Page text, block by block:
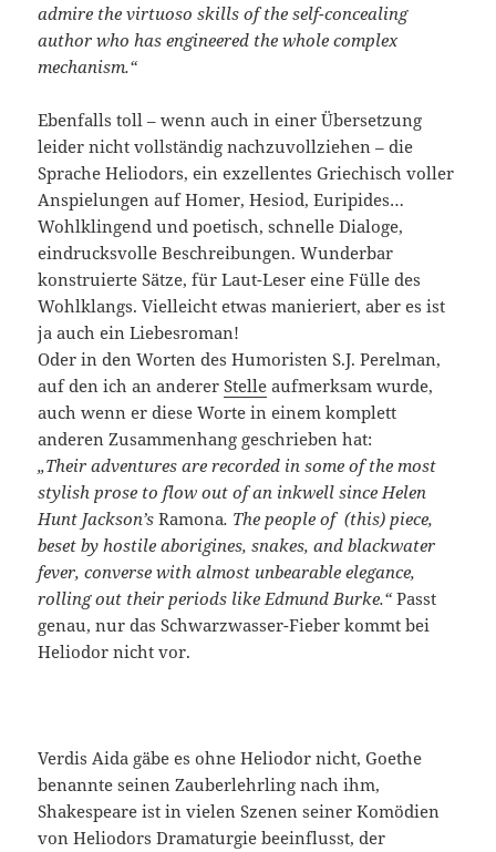
admire the virtuoso skills of the self-concealing
author who has engineered the whole complex
mechanism.“
Ebenfalls toll – wenn auch in einer Übersetzung
leider nicht vollständig nachzuvollziehen – die
Sprache Heliodors, ein exzellentes Griechisch voller
Anspielungen auf Homer, Hesiod, Euripides…
Wohlklingend und poetisch, schnelle Dialoge,
eindrucksvolle Beschreibungen. Wunderbar
konstruierte Sätze, für Laut-Leser eine Fülle des
Wohlklangs. Vielleicht etwas manieriert, aber es ist
ja auch ein Liebesroman!
Oder in den Worten des Humoristen S.J. Perelman,
auf den ich an andererStelle aufmerksam wurde,
auch wenn er diese Worte in einem komplett
anderen Zusammenhang geschrieben hat:
„Their adventures are recorded in some of the most
stylish prose to flow out of an inkwell since Helen
Hunt Jackson’sRamona. The people of (this) piece,
beset by hostile aborigines, snakes, and blackwater
fever, converse with almost unbearable elegance,
rolling out their periods like Edmund Burke.“Passt
genau, nur das Schwarzwasser-Fieber kommt bei
Heliodor nicht vor.
Verdis Aida gäbe es ohne Heliodor nicht, Goethe
benannte seinen Zauberlehrling nach ihm,
Shakespeare ist in vielen Szenen seiner Komödien
von Heliodors Dramaturgie beeinflusst, der